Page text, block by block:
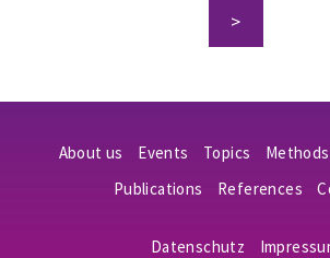
>
About us Events Topics Methods
Publications
References
Datenschutz